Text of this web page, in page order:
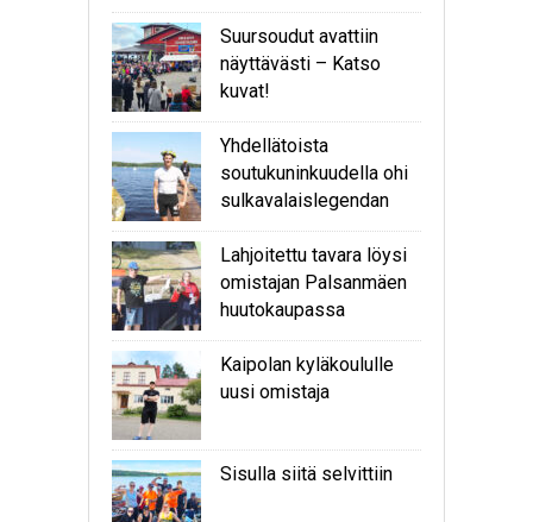
Suursoudut avattiin
näyttävästi – Katso
kuvat!
Yhdellätoista
soutukuninkuudella ohi
sulkavalaislegendan
Lahjoitettu tavara löysi
omistajan Palsanmäen
huutokaupassa
Kaipolan kyläkoululle
uusi omistaja
Sisulla siitä selvittiin